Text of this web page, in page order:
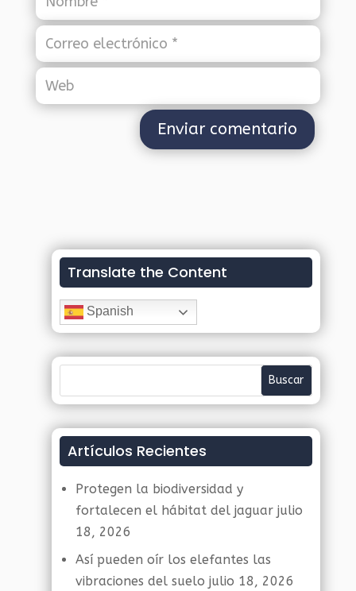
Translate the Content
Spanish
Artículos Recientes
Protegen la biodiversidad y
fortalecen el hábitat del jaguar julio
18, 2026
Así pueden oír los elefantes las
vibraciones del suelo julio 18, 2026